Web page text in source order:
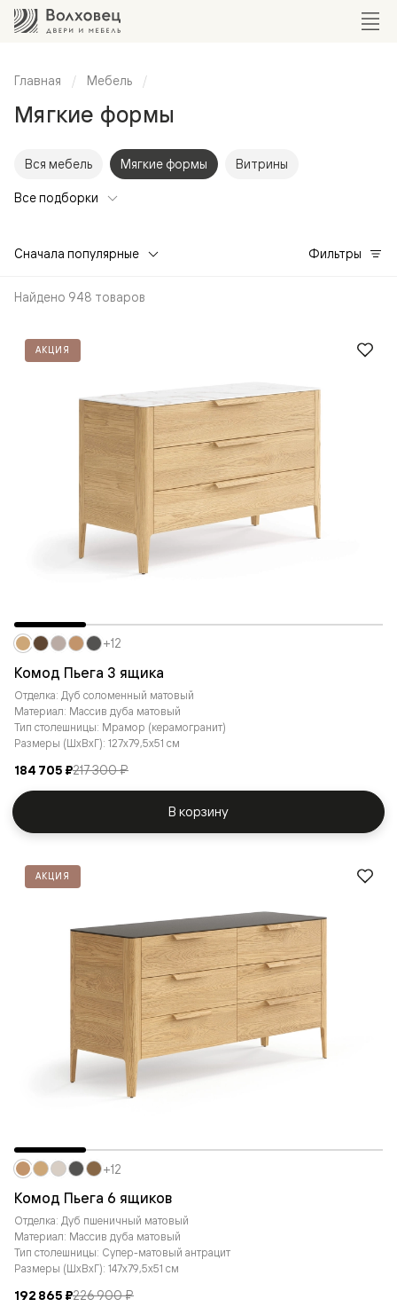
Главная Мебель
Мягкие формы
Вся мебель Мягкие формы Витрины
Все подборки
Сначала популярные Фильтры
Найдено 948 товаров
АКЦИЯ
Комод Пьега 3 ящика
Отделка: Дуб соломенный матовый
Материал: Массив дуба матовый
Тип столешницы: Мрамор (керамогранит)
Размеры (ШxВxГ): 127x79,5x51 см
184 705 ₽217 300 ₽
+12
В корзину
АКЦИЯ
Комод Пьега 6 ящиков
Отделка: Дуб пшеничный матовый
Материал: Массив дуба матовый
Тип столешницы: Супер-матовый антрацит
Размеры (ШxВxГ): 147x79,5x51 см
192 865 ₽226 900 ₽
+12